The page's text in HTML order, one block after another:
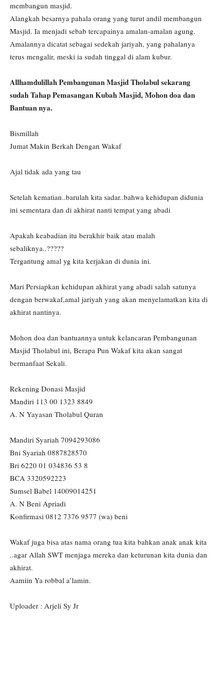
membangun masjid.
Alangkah besarnya pahala orang yang turut andil membangun
Masjid. Ia menjadi sebab tercapainya amalan-amalan agung.
Amalannya dicatat sebagai sedekah jariyah, yang pahalanya
terus mengalir, meski ia sudah tinggal di alam kubur.
Allhamdulillah Pembangunan Masjid Tholabul sekarang
sudah Tahap Pemasangan Kubah Masjid, Mohon doa dan
Bantuan nya.
Bismillah
Jumat Makin Berkah Dengan Wakaf
Ajal tidak ada yang tau
Setelah kematian..barulah kita sadar..bahwa kehidupan didunia
ini sementara dan di akhirat nanti tempat yang abadi
Apakah keabadian itu berakhir baik atau malah
sebaliknya..?????
Tergantung amal yg kita kerjakan di dunia ini.
Mari Persiapkan kehidupan akhirat yang abadi salah satunya
dengan berwakaf,amal jariyah yang akan menyelamatkan kita di
akhirat nantinya.
Mohon doa dan bantuannya untuk kelancaran Pembangunan
Masjid Tholabul ini, Berapa Pun Wakaf kita akan sangat
bermanfaat Sekali.
Rekening Donasi Masjid
Mandiri 113 00 1323 8849
A. N Yayasan Tholabul Quran
Mandiri Syariah 7094293086
Bni Syariah 0887828570
Bri 6220 01 034836 53 8
BCA 3320592223
Sumsel Babel 14009014251
A. N Beni Apriadi
Konfirmasi 0812 7376 9577 (wa) beni
Wakaf juga bisa atas nama orang tua kita bahkan anak anak kita
..agar Allah SWT menjaga mereka dan keturunan kita dunia dan
akhirat.
Aamiin Ya robbal a’lamin.
Uploader : Arjeli Sy Jr